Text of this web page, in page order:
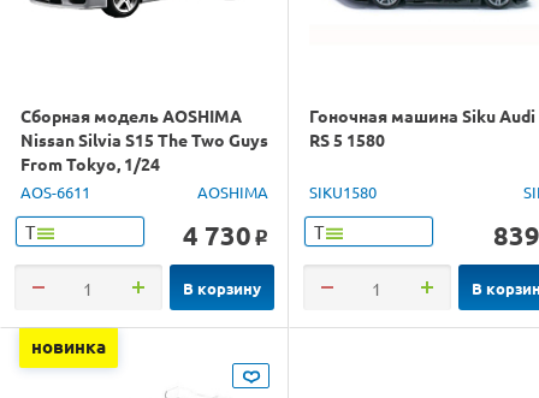
Сборная модель AOSHIMA
Nissan Silvia S15 The Two Guys
From Tokyo, 1/24
AOS-6611 AOSHIMA
Т 4 730 o
В корзину
Гоночная машина Siku Audi
RS 5 1580
SIKU1580
Т 839
В
новинка